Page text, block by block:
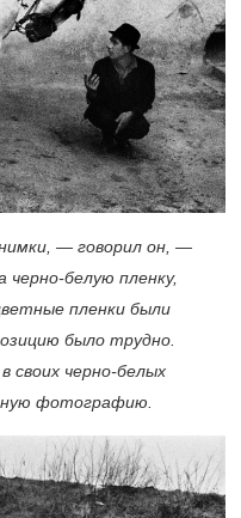
— говорил он, —
белую пленку,
пленки были
было трудно.
своих черно-белых
фотографию.